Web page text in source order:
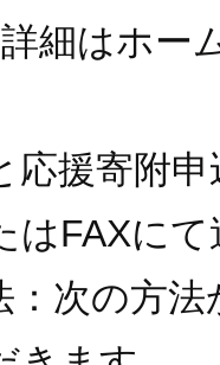
細はホー
応援寄附
はFAXにて
：次の方